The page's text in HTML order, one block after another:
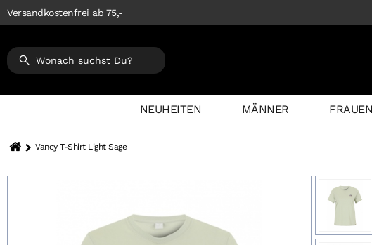
Versandkostenfrei ab 75,-
NEUHEITEN MÄNNER FRAUEN
Vancy T-Shirt Light Sage